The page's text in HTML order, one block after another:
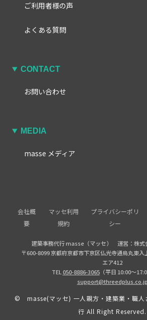
ご利用者様の声
よくある質問
CONTACT
お問い合わせ
MEDIA
masse メディア
会社概
要
マッセ利用
規約
プライバシーポリ
シー
建築事務代行 masse（マッセ） 運営：株式
〒600-8099 京都府京都市下京区仏光寺通烏丸東入
エア412
TEL050-8886-3065（平日 10:00〜
support@threedplus.co.jp
© masse(マッセ) 一人親方・建築業・職人
行 All Right Reserved.